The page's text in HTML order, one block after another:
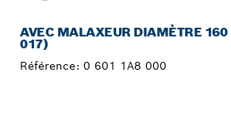
AVEC MALAXEUR DIAMÈTRE
017)
Référence: 0 601 1A8 000